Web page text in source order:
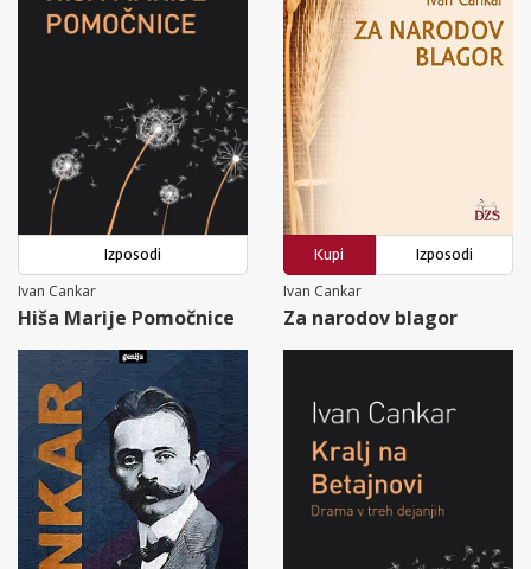
Izposodi
Ivan Cankar
Hiša Marije Pomočnice
Kupi
Izposodi
Ivan Cankar
Za narodov blagor